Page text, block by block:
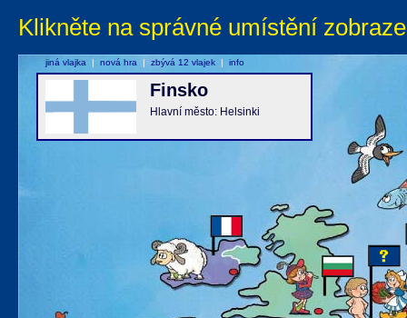
Klikněte na správné umístění
Finsko
Hlavní město: Helsinki
jiná vlajka | nová hra | zbývá 12 vlajek | info